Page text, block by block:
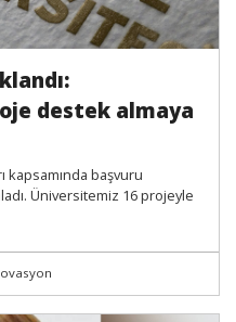
destek almaya
kapsamında başvuru
Üniversitemiz 16 projeyle